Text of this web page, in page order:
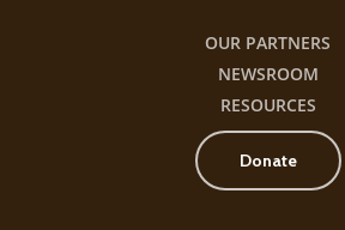
OUR PARTNERS
NEWSROOM
RESOURCES
Donate